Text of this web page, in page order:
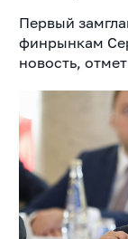
Первый
финрынкам
новость,